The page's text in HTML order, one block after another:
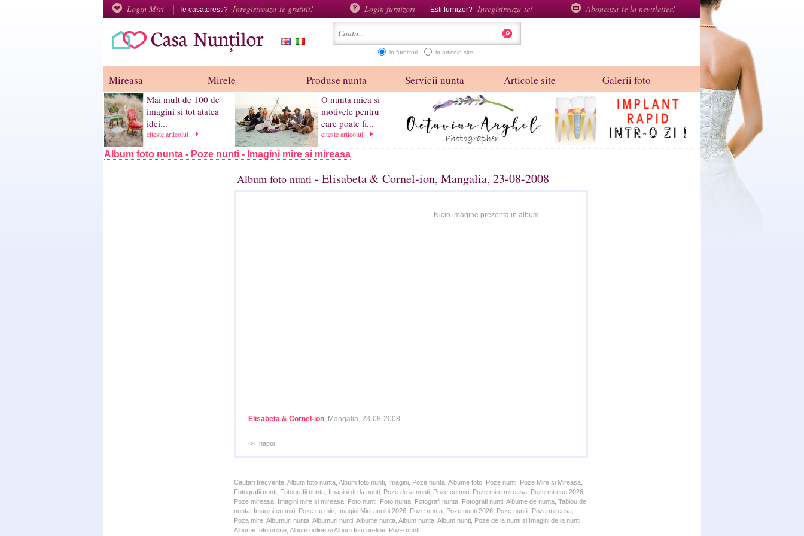
Login Miri Te casatoresti? Inregistreaza-te gratuit! Login furnizori Esti furnizor? Inregistreaza-te! Aboneaza-te la newsletter!
in furnizori in articole site
Mireasa Mirele Produse nunta Servicii nunta Articole site Galerii foto
Mai mult de 100 de
imagini si tot atatea
idei...
citeste articolul
O nunta mica si
motivele pentru
care poate fi...
citeste articolul
Album foto nunta - Poze nunti - Imagini mire si mireasa
Album foto nunti - Elisabeta & Cornel-ion, Mangalia, 23-08-2008
Nicio imagine prezenta in album.
Elisabeta & Cornel-ion, Mangalia, 23-08-2008
<< Inapoi
Cautari frecvente: Album foto nunta, Album foto nunti, Imagini, Poze nunta, Albume foto, Poze nunti, Poze Mire si Mireasa,
Fotografii nunti, Fotografii nunta, Imagini de la nunti, Poze de la nunti, Poze cu miri, Poze mire mireasa, Poze mirese 2026,
Poze mireasa, Imagini mire si mireasa, Foto nunti, Foto nunta, Fotografi nunta, Fotografi nunti, Albume de nunta, Tablou de
nunta, Imagini cu miri, Poze cu miri, Imagini Mirii anului 2026, Poze nunta, Poze nunti 2026, Poze nuntii, Poza mireasa,
Poza mire, Albumuri nunta, Albumuri nunti, Albume nunta, Album nunta, Album nunti, Poze de la nunti si Imagini de la nunti,
Albume foto online, Album online si Album foto on-line, Poze nunti.